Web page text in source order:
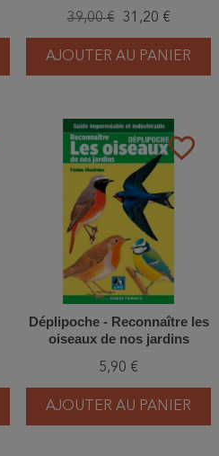
39,00 € 31,20 €
AJOUTER AU PANIER
favorite_border
Déplipoche - Reconnaître les
oiseaux de nos jardins
5,90 €
AJOUTER AU PANIER